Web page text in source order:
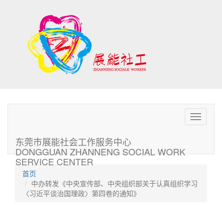
Toggle
东莞市展能社会工作服务中心
DONGGUAN ZHANNENG SOCIAL WORK
SERVICE CENTER
首页
中办转发《中央宣传部、中央组织部关于认真组织学习
〈习近平谈治国理政〉第四卷的通知》